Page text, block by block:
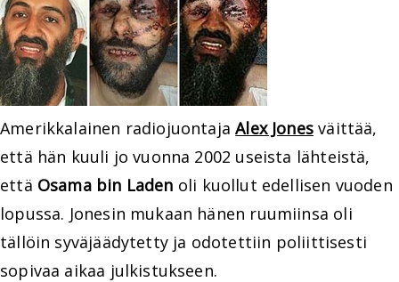
Amerikkalainen radiojuontajaAlex Jones väittää,
että hän kuuli jo vuonna 2002 useista lähteistä,
että Osama bin Laden oli kuollut edellisen vuoden
lopussa. Jonesin mukaan hänen ruumiinsa oli
tällöin syväjäädytetty ja odotettiin poliittisesti
sopivaa aikaa julkistukseen.